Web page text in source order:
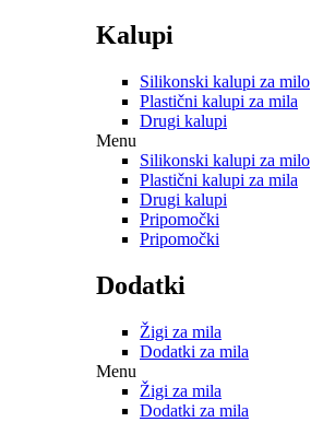
Kalupi
Silikonski kalupi za milo
Plastični kalupi za mila
Drugi kalupi
Menu
Silikonski kalupi za milo
Plastični kalupi za mila
Drugi kalupi
Pripomočki
Pripomočki
Dodatki
Žigi za mila
Dodatki za mila
Menu
Žigi za mila
Dodatki za mila